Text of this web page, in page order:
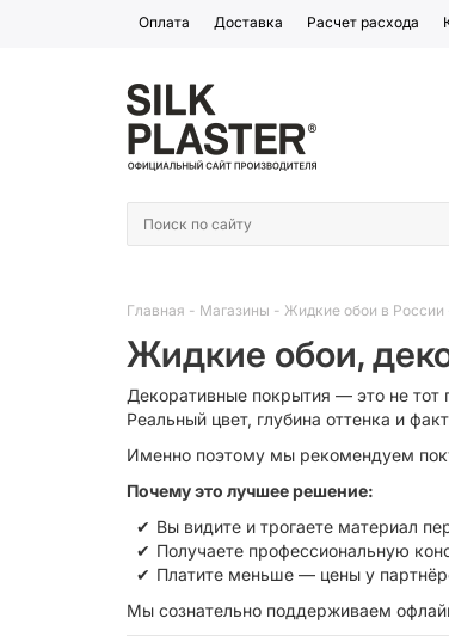
Оплата Доставка Расчет расхода
Главная - Магазины - Жидкие обои в России
Жидкие обои,
Декоративные покрытия — это не тот
Реальный цвет, глубина оттенка и
Именно поэтому мы рекомендуем
Почему это лучшее решение:
Вы видите и трогаете материал
Получаете профессиональную
Платите меньше — цены у
Мы сознательно поддерживаем